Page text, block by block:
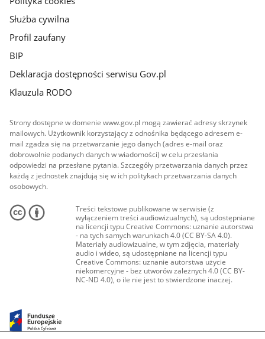
Służba cywilna
Profil zaufany
BIP
Deklaracja dostępności serwisu Gov.pl
Klauzula RODO
Strony dostępne w domenie www.gov.pl mogą zawierać adresy skrzynek
mailowych. Użytkownik korzystający z odnośnika będącego adresem e-
mail zgadza się na przetwarzanie jego danych (adres e-mail oraz
dobrowolnie podanych danych w wiadomości) w celu przesłania
odpowiedzi na przesłane pytania. Szczegóły przetwarzania danych przez
każdą z jednostek znajdują się w ich politykach przetwarzania danych
osobowych.
Treści tekstowe publikowane w serwisie (z
wyłączeniem treści audiowizualnych), są udostępniane
na licencji typu Creative Commons: uznanie autorstwa
- na tych samych warunkach 4.0 (CC BY-SA 4.0).
Materiały audiowizualne, w tym zdjęcia, materiały
audio i wideo, są udostępniane na licencji typu
Creative Commons: uznanie autorstwa użycie
niekomercyjne - bez utworów zależnych 4.0 (CC BY-
NC-ND 4.0), o ile nie jest to stwierdzone inaczej.